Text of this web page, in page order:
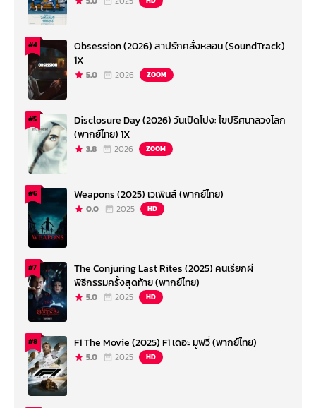
#4
Obsession (2026) สาปรักคลั่งหลอน (SoundTrack)
1X
5.0 2026 ZOOM
#5
Disclosure Day (2026) วันเปิดโปง: ไขปริศนาลวงโลก
(พากย์ไทย) 1X
3.8 2026 ZOOM
#6 Weapons (2025) เวเพินส์ (พากย์ไทย)
0.0 2025 HD
#7
The Conjuring Last Rites (2025) คนเรียกผี
พิธีกรรมครั้งสุดท้าย (พากย์ไทย)
5.0 2025 HD
#8 F1 The Movie (2025) F1 เดอะ มูฟวี่ (พากย์ไทย)
5.0 2025 HD